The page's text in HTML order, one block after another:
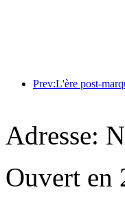
Adresse:
Ouvert en